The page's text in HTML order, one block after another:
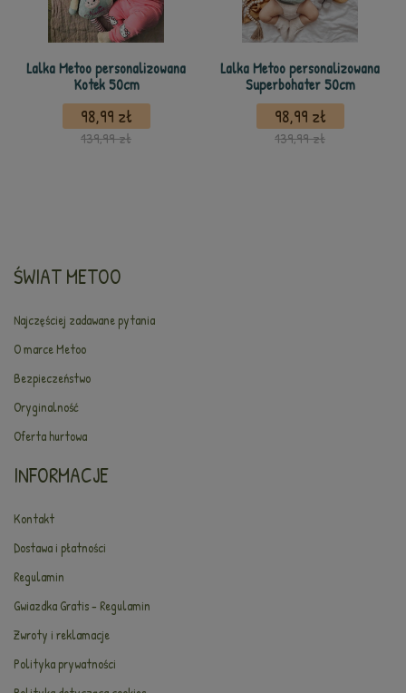
Lalka Metoo personalizowana
Kotek 50cm
98,99 zł
139,99 zł
Lalka Metoo personalizowana
Superbohater 50cm
98,99 zł
139,99 zł
ŚWIAT METOO
Najczęściej zadawane pytania
O marce Metoo
Bezpieczeństwo
Oryginalność
Oferta hurtowa
INFORMACJE
Kontakt
Dostawa i płatności
Regulamin
Gwiazdka Gratis - Regulamin
Zwroty i reklamacje
Polityka prywatności